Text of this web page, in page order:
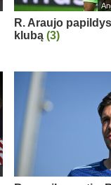
R. Araujo
klubą(3)